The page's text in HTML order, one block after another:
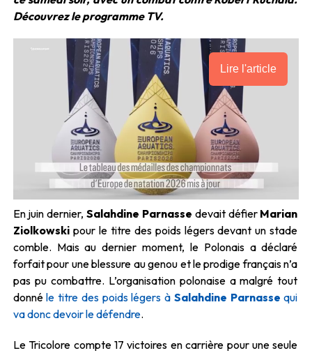
Découvrez le programme TV.
Lire l'article
En juin dernier,Salahdine Parnasse devait défier Marian
Ziolkowskipour le titre des poids légers devant un stade
comble. Mais au dernier moment, le Polonais a déclaré
forfait pour une blessure au genou et le prodige français n’a
pas pu combattre. L’organisation polonaise a malgré tout
donnéle titre des poids légers à Salahdine Parnasse qui
va donc devoir le défendre.
Le Tricolore compte 17 victoires en carrière pour une seule